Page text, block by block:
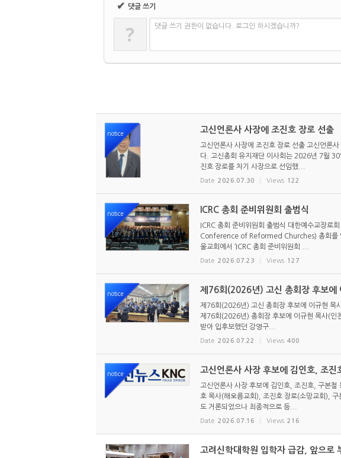
✔ 댓글 쓰기
? 댓글 쓰기 권한이 없습니다. 로그인 하시겠습니까?
notice 고신언론사 사장에 조진호 장로 선출
고신언론사 사장에 조진호 장로 선출 고신언론
다. 고신총회 유지재단 이사회는 2026년 7월
진호 장로를 차기 사장으로 선임했...
Date 2026.07.30 Views 122
notice ICRC 총회 준비위원회 출범식
ICRC 총회 준비위원회 출범식 대한예수교장로
Conference of Reformed Churches) 총회를
울교회에서 ‘ICRC 총회 준비위원회 ...
Date 2026.07.23 Views 127
notice 제76회(2026년) 고신 총회장 후보에
제76회(2026년) 고신 총회장 후보에 이규현 목
제76회(2026년) 총회장 후보에 이규현 목사(인
받아 입후보했던 강영구...
Date 2026.07.22 Views 400
notice 고신언론사 사장 후보에 김인호, 조진
고신언론사 사장 후보에 김인호, 조진호, 구본
호 목사(해오름교회), 조진호 장로(소망교회),
도 거론되었으나 최종적으로 등...
Date 2026.07.16 Views 216
고려신학대학원 입학자 급감, 앞으로